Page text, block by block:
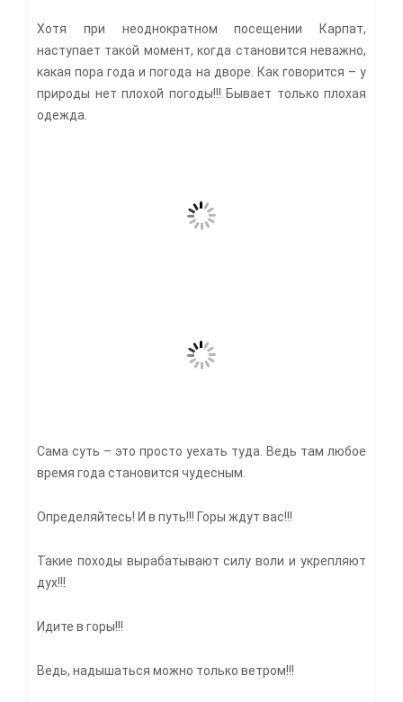
Хотя при неоднократном посещении Карпат,
наступает такой момент, когда становится неважно,
какая пора года и погода на дворе. Как говорится – у
природы нет плохой погоды!!! Бывает только плохая
одежда.
Сама суть – это просто уехать туда. Ведь там любое
время года становится чудесным.
Определяйтесь! И в путь!!! Горы ждут вас!!!
Такие походы вырабатывают силу воли и укрепляют
дух!!!
Идите в горы!!!
Ведь, надышаться можно только ветром!!!